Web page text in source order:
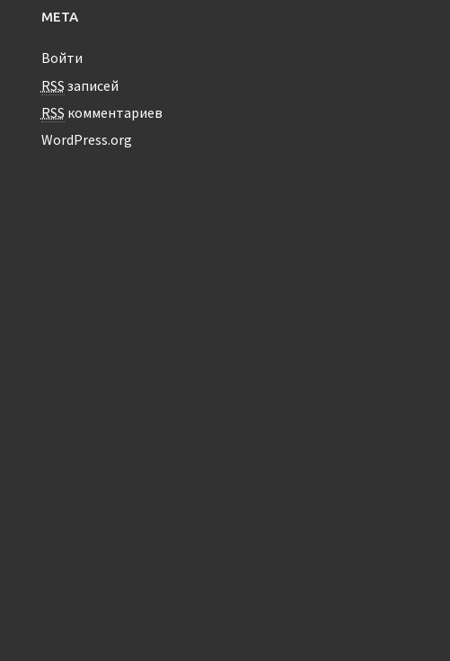
МЕТА
Войти
RSS записей
RSS комментариев
WordPress.org